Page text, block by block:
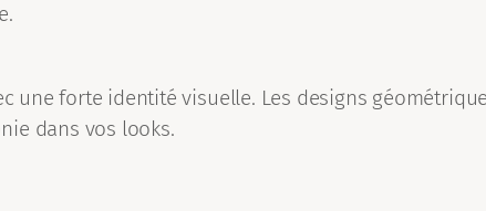
une forte identité visuelle. Les designs
dans vos looks.